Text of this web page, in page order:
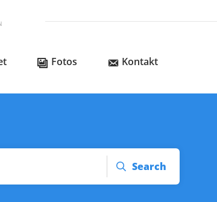
Fotos Kontakt
Search